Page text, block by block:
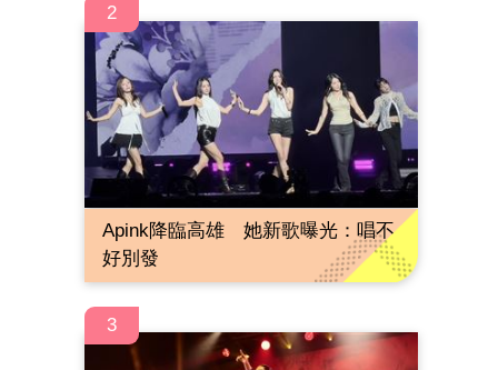
2
Apink降臨高雄 她新歌曝光：唱不
好別發
3